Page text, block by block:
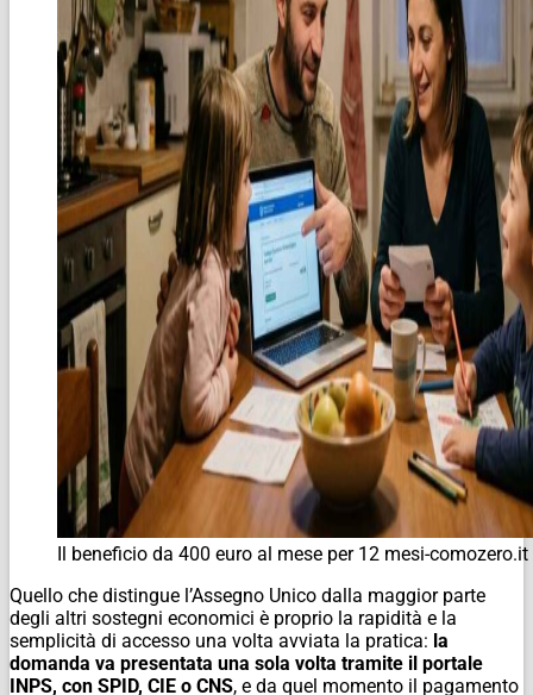
Il beneficio da 400 euro al mese per 12 mesi-comozero.it
Quello che distingue l’Assegno Unico dalla maggior parte
degli altri sostegni economici è proprio la rapidità e la
semplicità di accesso una volta avviata la pratica: la
domanda va presentata una sola volta tramite il portale
INPS, con SPID, CIE o CNS, e da quel momento il pagamento